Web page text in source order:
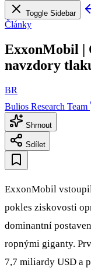
Toggle Sidebar
Články
ExxonMobil |
navzdory
BR
Bulios Research Team
Shrnout
Sdílet
ExxonMobil
pokles ziskovosti
dominantní
ropnými giganty.
7,7 miliardy USD a